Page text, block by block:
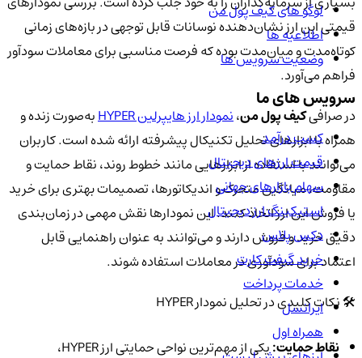
قیمتی این ارز نشان‌دهنده نوسانات قابل توجهی در بازه‌های زمانی
کوتاه‌مدت و میان‌مدت بوده که فرصت مناسبی برای معاملات سودآور
فراهم می‌آورد.
در صرافیکیف پول من،نمودار ارز هایپرلین HYPER
به‌صورت زنده و
همراه با ابزارهای تحلیل تکنیکال پیشرفته ارائه شده است. کاربران
می‌توانند با استفاده از ابزارهایی مانند خطوط روند، نقاط حمایت و
مقاومت، میانگین متحرک و اندیکاتورها، تصمیمات بهتری برای خرید
یا فروش این ارز اتخاذ کنند. این نمودارها نقش مهمی در زمان‌بندی
دقیق خرید و فروش دارند و می‌توانند به عنوان راهنمایی قابل
اعتماد برای سودآوری در معاملات استفاده شوند.
🛠️ نکات کلیدی در تحلیل نمودار HYPER
نقاط حمایت:
یکی از مهم‌ترین نواحی حمایتی ارز HYPER،
لوگو های کیف پول من
اطلاعیه ها
وضعیت سرویس ها
سرویس های ما
کسب درآمد
قیمت ارزهای دیجیتال
سهام بازارهای جهانی
استیکینگ ارز دیجیتال
دکس پلاس
خرید گیفت کارت
خدمات پرداخت
ایرانسل
همراه اول